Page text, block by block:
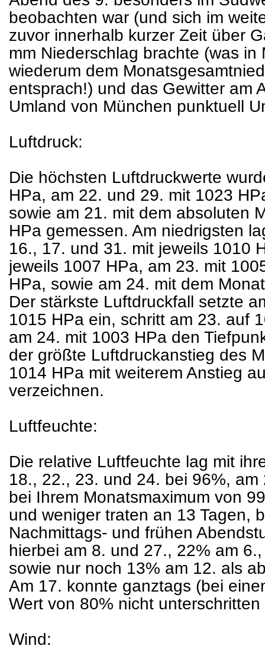
beobachten war (und sich im
zuvor innerhalb kurzer Zeit über
mm Niederschlag brachte (was in
wiederum dem
entsprach!) und das Gewitter am
Umland von München punktuell
Luftdruck:
Die höchsten Luftdruckwerte
HPa, am 22. und 29. mit 1023
sowie am 21. mit dem absoluten
HPa gemessen. Am niedrigsten
16., 17. und 31. mit jeweils 1010
jeweils 1007 HPa, am 23. mit
HPa, sowie am 24. mit dem
Der stärkste Luftdruckfall setzte
1015 HPa ein, schritt am 23. auf
am 24. mit 1003 HPa den
der größte Luftdruckanstieg des
1014 HPa mit weiterem Anstieg
verzeichnen.
Luftfeuchte:
Die relative Luftfeuchte lag mit
18., 22., 23. und 24. bei 96%,
bei Ihrem Monatsmaximum von
und weniger traten an 13 Tagen,
Nachmittags- und frühen
hierbei am 8. und 27., 22% am
sowie nur noch 13% am 12. als
Am 17. konnte ganztags (bei
Wert von 80% nicht
Wind: